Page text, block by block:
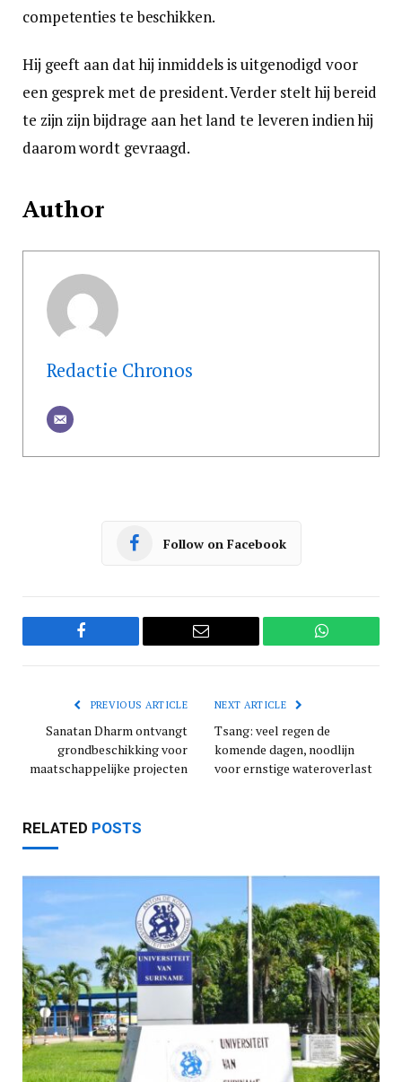
competenties te beschikken.
Hij geeft aan dat hij inmiddels is uitgenodigd voor
een gesprek met de president. Verder stelt hij bereid
te zijn zijn bijdrage aan het land te leveren indien hij
daarom wordt gevraagd.
Author
Redactie Chronos
Follow on Facebook
Facebook Email WhatsApp
PREVIOUS ARTICLE
Sanatan Dharm ontvangt
grondbeschikking voor
maatschappelijke projecten
NEXT ARTICLE
Tsang: veel regen de
komende dagen, noodlijn
voor ernstige wateroverlast
RELATED POSTS